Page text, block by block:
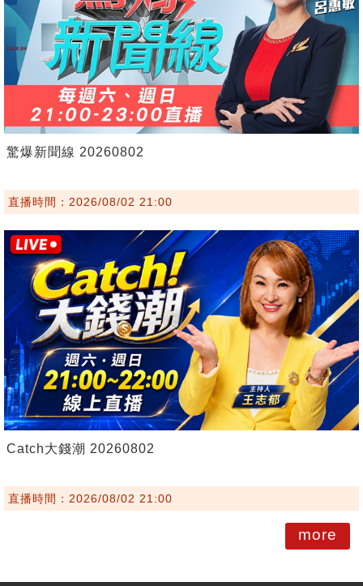
驚爆新聞線 20260802
直播時間：2026/08/02 21:00
Catch大錢潮 20260802
直播時間：2026/08/02 21:00
more